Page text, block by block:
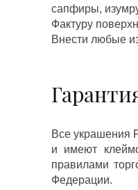
сапфиры,
Фактуру
Внести любые
Все украшения
и имеют
правилами
Федерации.